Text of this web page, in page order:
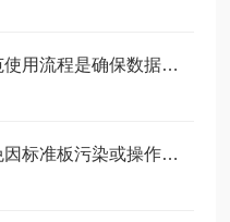
掌握水中二氧化碳测定仪规范使用流程是确保数据准确可靠的前提
掌握白度仪正确使用方法避免因标准板污染或操作不规范引入误差